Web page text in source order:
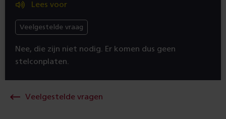
Lees voor
Veelgestelde vraag
Nee, die zijn niet nodig. Er komen dus geen
stelconplaten.
Veelgestelde vragen